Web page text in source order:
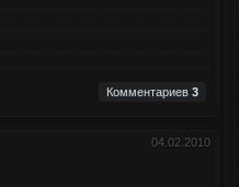
Комментариев 3
04.02.2010